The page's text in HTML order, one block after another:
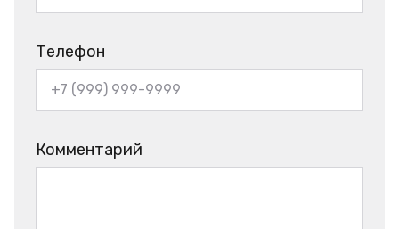
Телефон
Комментарий